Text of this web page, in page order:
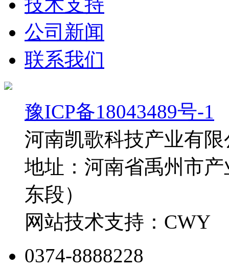
公司新闻
联系我们
豫ICP备18043489号-1
河南凯歌科技产业有
地址：河南省禹州市
东段）
网站技术支持：CWY
0374-8888228